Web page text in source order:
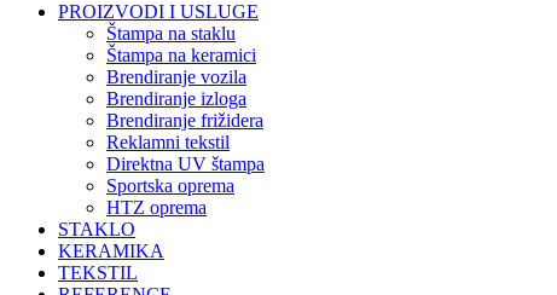
PROIZVODI I USLUGE
Štampa na staklu
Štampa na keramici
Brendiranje vozila
Brendiranje izloga
Brendiranje frižidera
Reklamni tekstil
Direktna UV štampa
Sportska oprema
HTZ oprema
STAKLO
KERAMIKA
TEKSTIL